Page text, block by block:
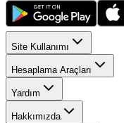
Site Kullanımı
Hesaplama Araçları
Yardım
Hakkımızda